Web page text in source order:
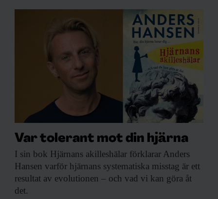
Var tolerant mot din hjärna
I sin bok Hjärnans akilleshälar förklarar Anders
Hansen varför hjärnans systematiska misstag är ett
resultat av evolutionen – och vad vi kan göra åt
det.